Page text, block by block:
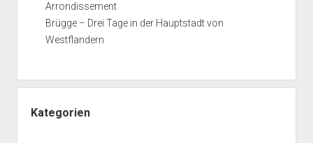
Arrondissement
Brügge – Drei Tage in der Hauptstadt von
Westflandern
Kategorien